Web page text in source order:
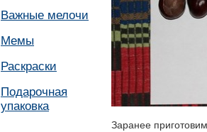
Важные мелочи
Мемы
Раскраски
Подарочная
упаковка
Заранее